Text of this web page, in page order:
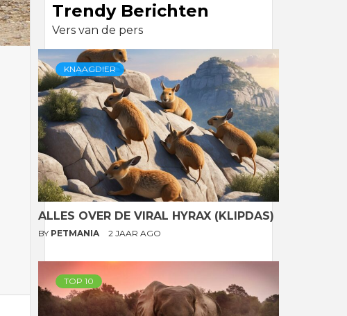
Trendy Berichten
Vers van de pers
KNAAGDIER
ALLES OVER DE VIRAL HYRAX (KLIPDAS)
BY PETMANIA 2 JAAR AGO
TOP 10